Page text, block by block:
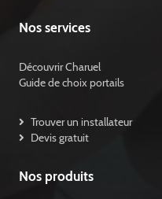
Nos services
Découvrir Charuel
Guide de choix portails
Trouver un installateur
Devis gratuit
Nos produits